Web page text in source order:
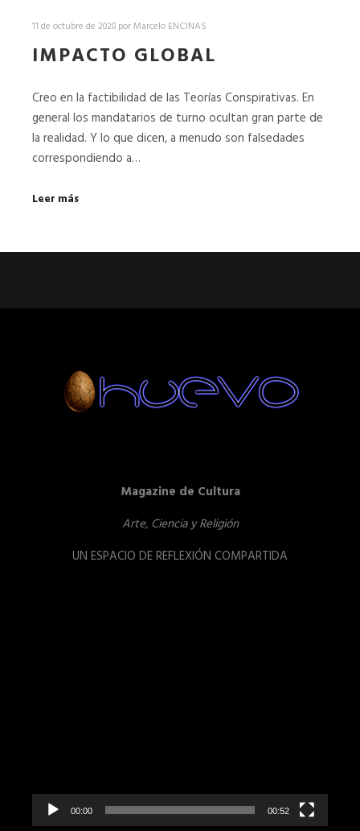
11 de octubre de 2020 porMarcelo ENCINAS
IMPACTO GLOBAL
Creo en la factibilidad de las Teorías Conspirativas. En
general los mandatarios de turno ocultan gran parte de
la realidad. Y lo que dicen, a menudo son falsedades
correspondiendo a…
Leer más
Magazine de Cultura
Arte, Ciencia y Religión
UN ESPACIO DE REFLEXIÓN COMPARTIDA
00:00 00:52